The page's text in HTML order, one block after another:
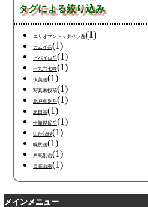
タグによる絞り込み
エサオマントッタベツ岳(1)
カムイ岳(1)
ピパイロ岳(1)
一九六七峰(1)
伏美岳(1)
写真未投稿(1)
北戸蔦別岳(1)
北日高(1)
十勝幌尻岳(1)
山行記録(1)
幌尻岳(1)
戸蔦別岳(1)
日高山脈(1)
メインメニュー